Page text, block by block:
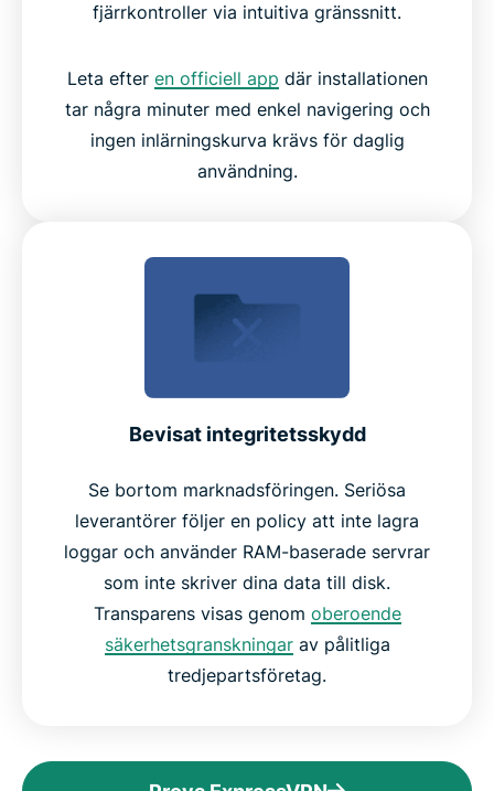
fjärrkontroller via intuitiva gränssnitt.
Leta efter en officiell app där installationen
tar några minuter med enkel navigering och
ingen inlärningskurva krävs för daglig
användning.
Bevisat integritetsskydd
Se bortom marknadsföringen. Seriösa
leverantörer följer en policy att inte lagra
loggar och använder RAM-baserade servrar
som inte skriver dina data till disk.
Transparens visas genom oberoende
säkerhetsgranskningarav pålitliga
tredjepartsföretag.